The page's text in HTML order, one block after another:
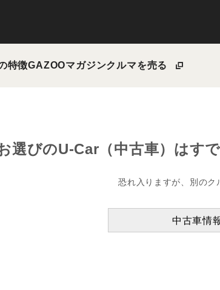
特徴GAZOOマガジンクルマを売る
選びのU-Car（中古車）はす
恐れ入りますが、別のク
中古車情